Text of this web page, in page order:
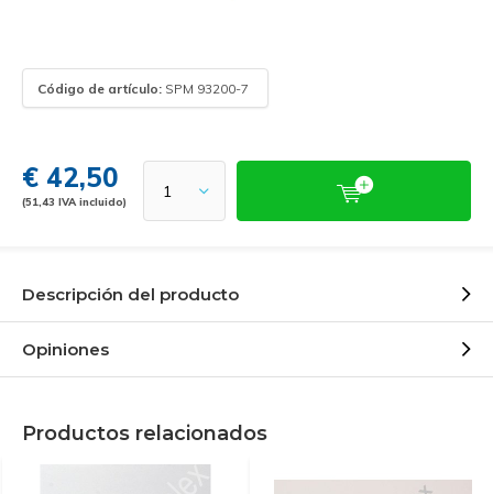
Código de artículo: SPM 93200-7
€ 42,50
(51,43 IVA incluido)
Descripción del producto
Opiniones
Productos relacionados